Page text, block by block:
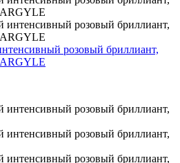
розовый бриллиант,
ARGYLE